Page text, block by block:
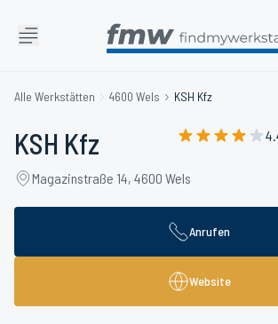
Alle Werkstätten 4600 Wels KSH Kfz
KSH Kfz
Magazinstraße 14, 4600 Wels
Anrufen
Website